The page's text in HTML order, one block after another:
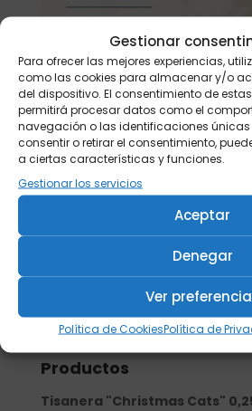
Gestionar
Para ofrecer las mejores experiencias,
como las cookies para almacenar y/o
del dispositivo. El consentimiento de
permitirá procesar datos como el
navegación o las identificaciones únicas
consentir o retirar el consentimiento,
a ciertas características y funciones.
Gestionar los servicios
Aceptar
Denegar
Ver
Política de CookiesPolítica de
Productos
Tisanera "Christmas Cats"